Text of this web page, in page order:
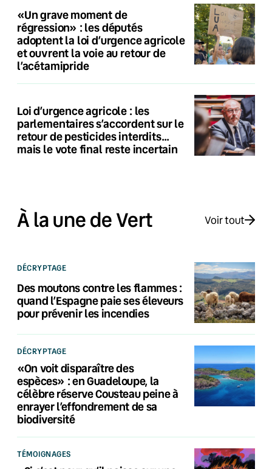
«Un grave moment de
régression» : les députés
adoptent la loi d’urgence agricole
et ouvrent la voie au retour de
l’acétamipride
Loi d’urgence agricole : les
parlementaires s’accordent sur le
retour de pesticides interdits…
mais le vote final reste incertain
À la une de Vert Voir tout
DÉCRYPTAGE
Des moutons contre les flammes :
quand l’Espagne paie ses éleveurs
pour prévenir les incendies
DÉCRYPTAGE
«On voit disparaître des
espèces» : en Guadeloupe, la
célèbre réserve Cousteau peine à
enrayer l’effondrement de sa
biodiversité
TÉMOIGNAGES